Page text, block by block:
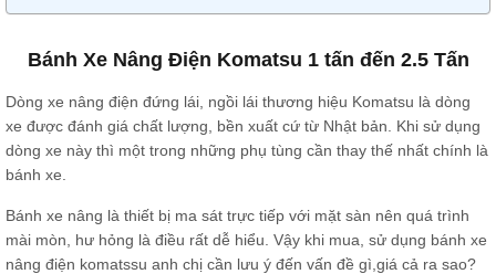
Bánh Xe Nâng Điện Komatsu 1 tấn đến 2.5 Tấn
Dòng xe nâng điện đứng lái, ngồi lái thương hiệu Komatsu là dòng
xe được đánh giá chất lượng, bền xuất cứ từ Nhật bản. Khi sử dụng
dòng xe này thì một trong những phụ tùng cần thay thế nhất chính là
bánh xe.
Bánh xe nâng là thiết bị ma sát trực tiếp với mặt sàn nên quá trình
mài mòn, hư hỏng là điều rất dễ hiểu. Vậy khi mua, sử dụng bánh xe
nâng điện komatssu anh chị cần lưu ý đến vấn đề gì,giá cả ra sao?